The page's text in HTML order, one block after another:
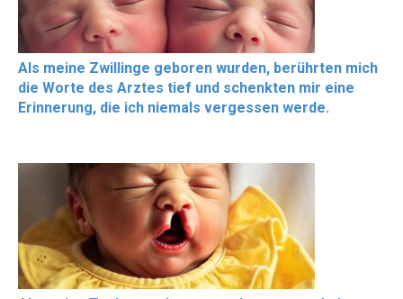
Als meine Zwillinge geboren wurden, berührten mich
die Worte des Arztes tief und schenkten mir eine
Erinnerung, die ich niemals vergessen werde.